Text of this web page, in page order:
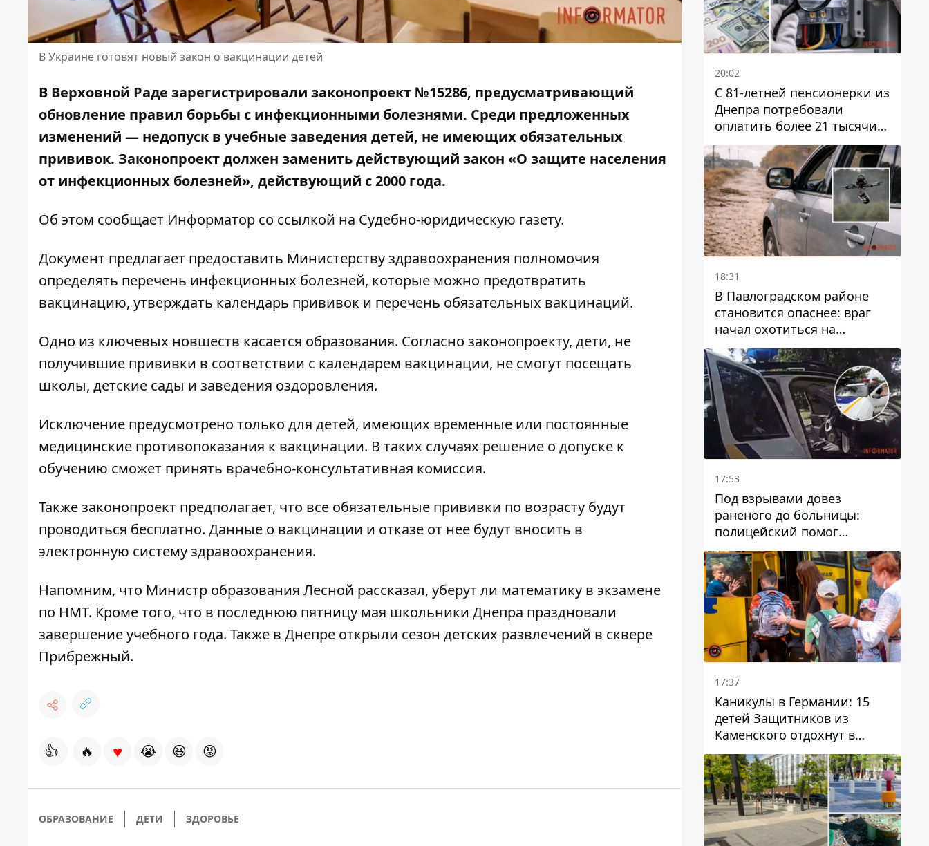
В Украине готовят новый закон о вакцинации детей
В Верховной Раде зарегистрировали законопроект №15286, предусматривающий
обновление правил борьбы с инфекционными болезнями. Среди предложенных
изменений — недопуск в учебные заведения детей, не имеющих обязательных
прививок. Законопроект должен заменить действующий закон «О защите населения
от инфекционных болезней», действующий с 2000 года.
Об этом сообщает Информатор со ссылкой на Судебно-юридическую газету.
Документ предлагает предоставить Министерству здравоохранения полномочия
определять перечень инфекционных болезней, которые можно предотвратить
вакцинацию, утверждать календарь прививок и перечень обязательных вакцинаций.
Одно из ключевых новшеств касается образования. Согласно законопроекту, дети, не
получившие прививки в соответствии с календарем вакцинации, не смогут посещать
школы, детские сады и заведения оздоровления.
Исключение предусмотрено только для детей, имеющих временные или постоянные
медицинские противопоказания к вакцинации. В таких случаях решение о допуске к
обучению сможет принять врачебно-консультативная комиссия.
Также законопроект предполагает, что все обязательные прививки по возрасту будут
проводиться бесплатно. Данные о вакцинации и отказе от нее будут вносить в
электронную систему здравоохранения.
Напомним, что Министр образования Лесной рассказал, уберут ли математику в экзамене
по НМТ. Кроме того, что в последнюю пятницу мая школьники Днепра праздновали
завершение учебного года. Также в Днепре открыли сезон детских развлечений в сквере
Прибрежный.
👍 🔥 ♥ 😭 😆 😡
ОБРАЗОВАНИЕ ДЕТИ ЗДОРОВЬЕ
20:02
С 81-летней пенсионерки из
Днепра потребовали
оплатить более 21 тысячи
гривен за "вмешательство в
работу счетчика"
18:31
В Павлоградском районе
становится опаснее: враг
начал охотиться на
гражданский и военный
транспорт
17:53
Под взрывами довез
раненого до больницы:
полицейский помог
пострадавшему после атаки
на Каменский район
17:37
Каникулы в Германии: 15
детей Защитников из
Каменского отдохнут в
Вуппертале